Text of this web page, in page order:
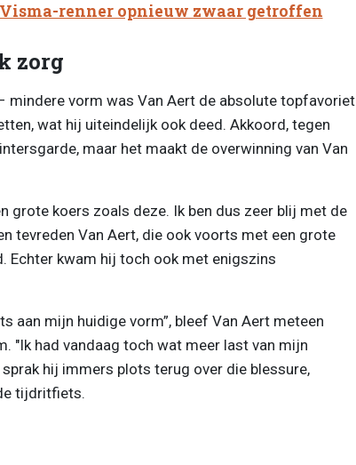
renner opnieuw zwaar getroffen
zorg
mindere vorm was Van Aert de absolute topfavoriet
wat hij uiteindelijk ook deed. Akkoord, tegen
maar het maakt de overwinning van Van
grote koers zoals deze. Ik ben dus zeer blij met de
tevreden Van Aert, die ook voorts met een grote
Echter kwam hij toch ook met enigszins
aan mijn huidige vorm”, bleef Van Aert meteen
"Ik had vandaag toch wat meer last van mijn
hij immers plots terug over die blessure,
tijdritfiets.